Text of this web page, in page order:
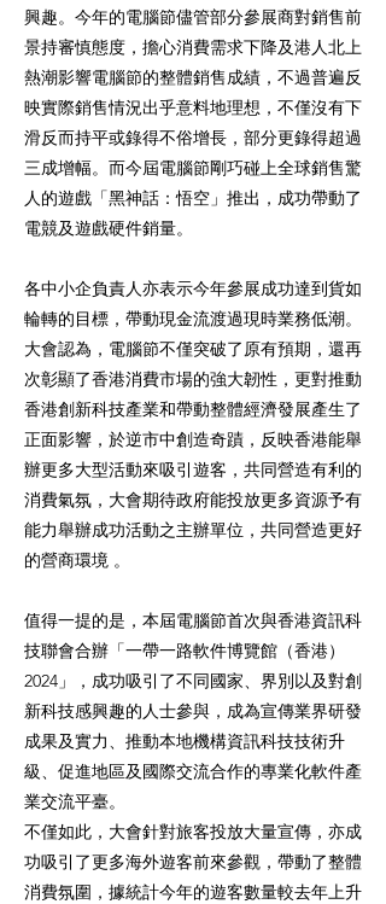
興趣。今年的電腦節儘管部分參展商對銷售前
景持審慎態度，擔心消費需求下降及港人北上
熱潮影響電腦節的整體銷售成績，不過普遍反
映實際銷售情況出乎意料地理想，不僅沒有下
滑反而持平或錄得不俗增長，部分更錄得超過
三成增幅。而今屆電腦節剛巧碰上全球銷售驚
人的遊戲「黑神話：悟空」推出，成功帶動了
電競及遊戲硬件銷量。
各中小企負責人亦表示今年參展成功達到貨如
輪轉的目標，帶動現金流渡過現時業務低潮。
大會認為，電腦節不僅突破了原有預期，還再
次彰顯了香港消費市場的強大韌性，更對推動
香港創新科技產業和帶動整體經濟發展產生了
正面影響，於逆市中創造奇蹟，反映香港能舉
辦更多大型活動來吸引遊客，共同營造有利的
消費氣氛，大會期待政府能投放更多資源予有
能力舉辦成功活動之主辦單位，共同營造更好
的營商環境 。
值得一提的是，本屆電腦節首次與香港資訊科
技聯會合辦「一帶一路軟件博覽館（香港）
2024」，成功吸引了不同國家、界別以及對創
新科技感興趣的人士參與，成為宣傳業界研發
成果及實力、推動本地機構資訊科技技術升
級、促進地區及國際交流合作的專業化軟件產
業交流平臺。
不僅如此，大會針對旅客投放大量宣傳，亦成
功吸引了更多海外遊客前來參觀，帶動了整體
消費氛圍，據統計今年的遊客數量較去年上升